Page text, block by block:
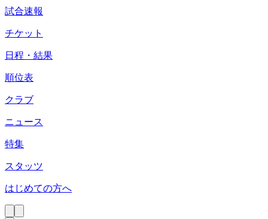
試合速報
チケット
日程・結果
順位表
クラブ
ニュース
特集
スタッツ
はじめての方へ